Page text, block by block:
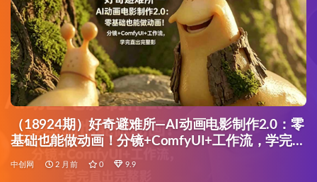
（18924期）好奇避难所—AI动画电影制作2.0：零
基础也能做动画！分镜+ComfyUI+工作流，学完直
中创网 2 月前 0 9.9